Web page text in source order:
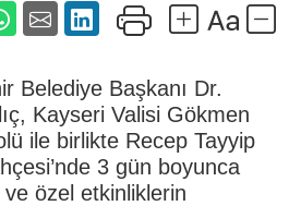
Belediye Başkanı Dr.
Kayseri Valisi Gökmen
ile birlikte Recep Tayyip
3 gün boyunca
özel etkinliklerin